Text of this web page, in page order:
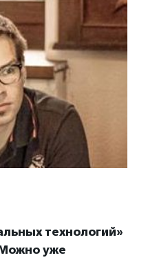
технологий»
уже